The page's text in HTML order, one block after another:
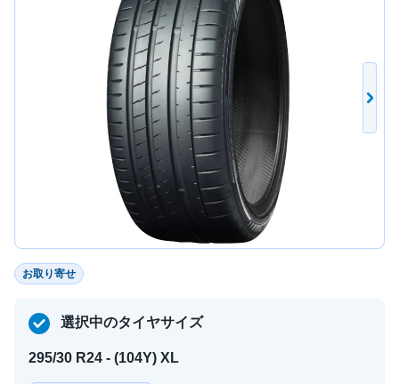
お取り寄せ
選択中のタイヤサイズ
295/30 R24 - (104Y) XL